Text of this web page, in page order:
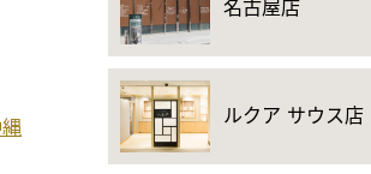
名古屋店
ルクア サウス店